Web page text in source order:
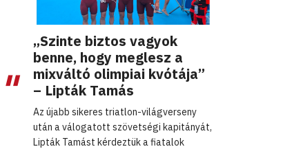
„Szinte biztos vagyok
benne, hogy meglesz a
mixváltó olimpiai kvótája”
– Lipták Tamás
Az újabb sikeres triatlon-világverseny
után a válogatott szövetségi kapitányát,
Lipták Tamást kérdeztük a fiatalok